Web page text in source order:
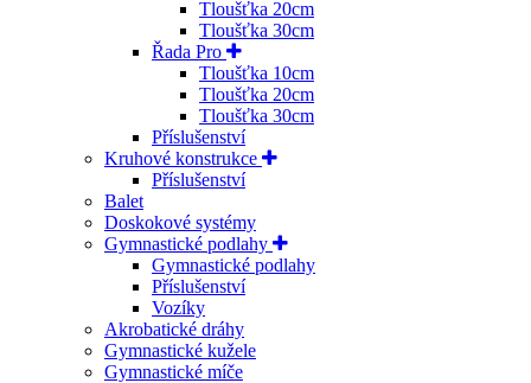
Tloušťka 20cm
Tloušťka 30cm
Řada Pro
Tloušťka 10cm
Tloušťka 20cm
Tloušťka 30cm
Příslušenství
Kruhové konstrukce
Příslušenství
Balet
Doskokové systémy
Gymnastické podlahy
Gymnastické podlahy
Příslušenství
Vozíky
Akrobatické dráhy
Gymnastické kužele
Gymnastické míče